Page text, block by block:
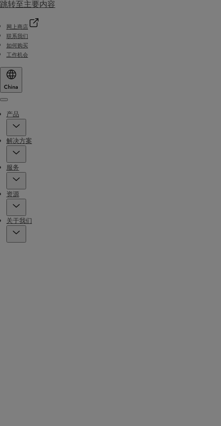
跳转至主要内容
网上商店
联系我们
如何购买
工作机会
China
Menu
产品
解决方案
服务
资源
关于我们